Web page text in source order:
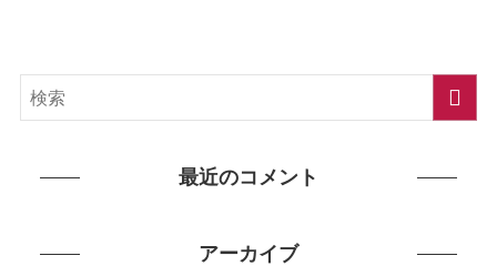
最近のコメント
アーカイブ